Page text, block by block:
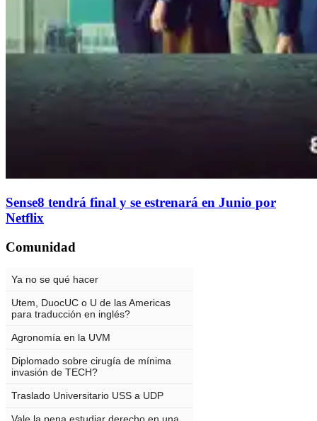
Sense8 tendrá final y se estrenará en Junio por
Netflix
Comunidad